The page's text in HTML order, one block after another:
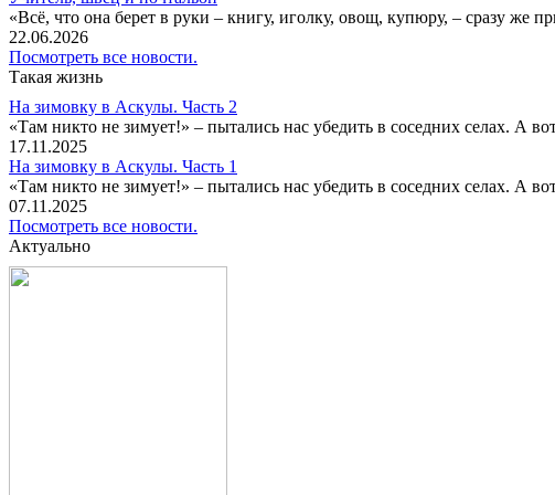
«Всё, что она берет в руки – книгу, иголку, овощ, купюру, – сразу же
22.06.2026
Посмотреть все новости.
Такая жизнь
На зимовку в Аскулы. Часть 2
«Там никто не зимует!» – пытались нас убедить в соседних селах. А
17.11.2025
На зимовку в Аскулы. Часть 1
«Там никто не зимует!» – пытались нас убедить в соседних селах. А
07.11.2025
Посмотреть все новости.
Актуально